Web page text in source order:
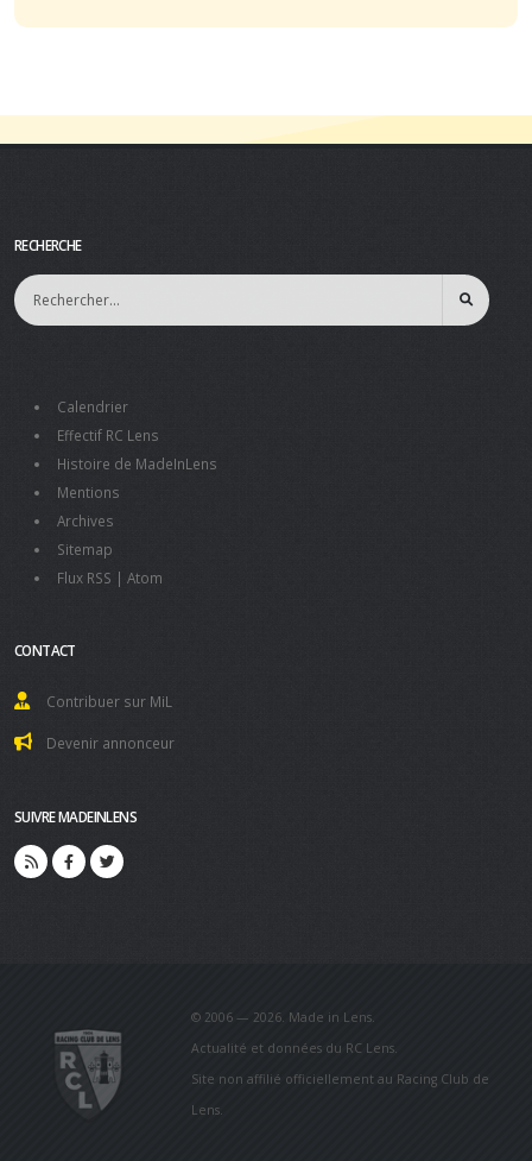
RECHERCHE
Calendrier
Effectif RC Lens
Histoire de MadeInLens
Mentions
Archives
Sitemap
Flux RSS | Atom
CONTACT
Contribuer sur MiL
Devenir annonceur
SUIVRE MADEINLENS
© 2006 — 2026. Made in Lens.
Actualité et données du RC Lens.
Site non affilié officiellement au Racing Club de
Lens.